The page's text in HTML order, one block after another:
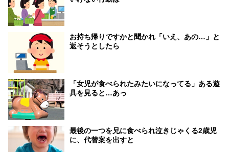
お持ち帰りですかと聞かれ「いえ、あの…」と
返そうとしたら
「女児が食べられたみたいになってる」ある遊
具を見ると…あっ
最後の一つを兄に食べられ泣きじゃくる2歳児
に、代替案を出すと